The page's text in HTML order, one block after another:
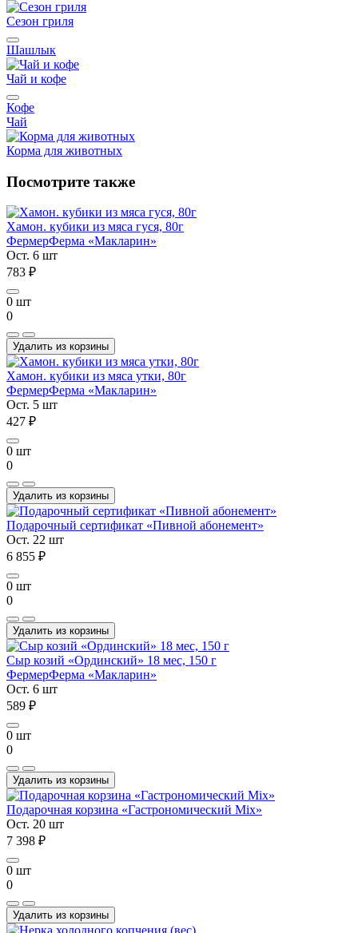
Сезон гриля
Шашлык
Чай и кофе
Кофе
Чай
Корма для животных
Посмотрите также
Хамон. кубики из мяса гуся, 80г
ФермерФерма «Макларин»
Ост. 6 шт
783 ₽
0 шт
0
Удалить из корзины
Хамон. кубики из мяса утки, 80г
ФермерФерма «Макларин»
Ост. 5 шт
427 ₽
0 шт
0
Удалить из корзины
Подарочный сертификат «Пивной абонемент»
Ост. 22 шт
6 855 ₽
0 шт
0
Удалить из корзины
Сыр козий «Ординский» 18 мес, 150 г
ФермерФерма «Макларин»
Ост. 6 шт
589 ₽
0 шт
0
Удалить из корзины
Подарочная корзина «Гастрономический Mix»
Ост. 20 шт
7 398 ₽
0 шт
0
Удалить из корзины